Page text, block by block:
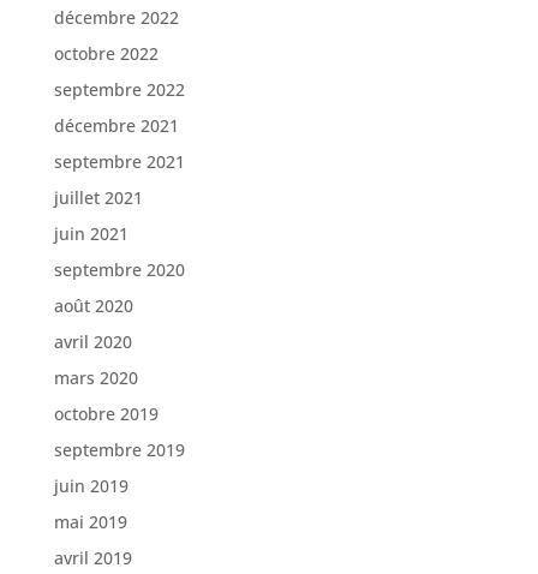
décembre 2022
octobre 2022
septembre 2022
décembre 2021
septembre 2021
juillet 2021
juin 2021
septembre 2020
août 2020
avril 2020
mars 2020
octobre 2019
septembre 2019
juin 2019
mai 2019
avril 2019